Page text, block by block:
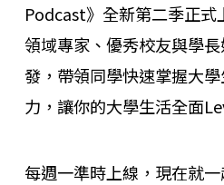
Podcast》全新第二季正
領域專家、優秀校友與學
發，帶領同學快速掌握大
力，讓你的大學生活全面
每週一準時上線，現在就一